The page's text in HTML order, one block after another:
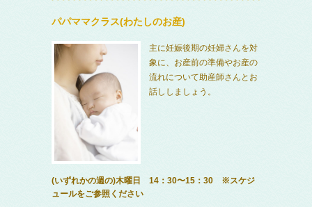
パパママクラス(わたしのお産)
主に妊娠後期の妊婦さんを対
象に、お産前の準備やお産の
流れについて助産師さんとお
話ししましょう。
(いずれかの週の)木曜日 14：30〜15：30 ※スケジ
ュールをご参照ください